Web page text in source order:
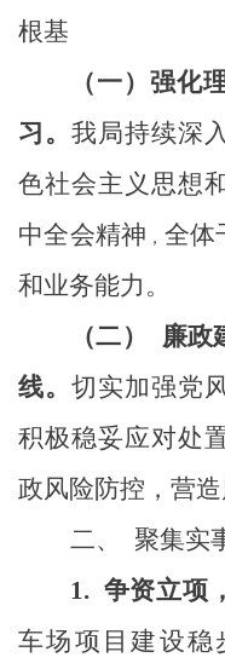
根基
（一）强化
习。我局持续深
色社会主义思想
中全会精神 ， 全体
和业务能力 。
（二）
廉政
线。切实加强党
积极稳妥应对处
政风险防控，营造
二、
聚集实
1. 争资立项
车场项目建设稳